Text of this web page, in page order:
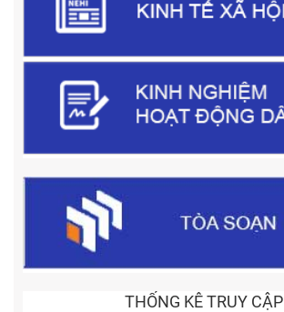
THỐNG KÊ TRUY CẬP